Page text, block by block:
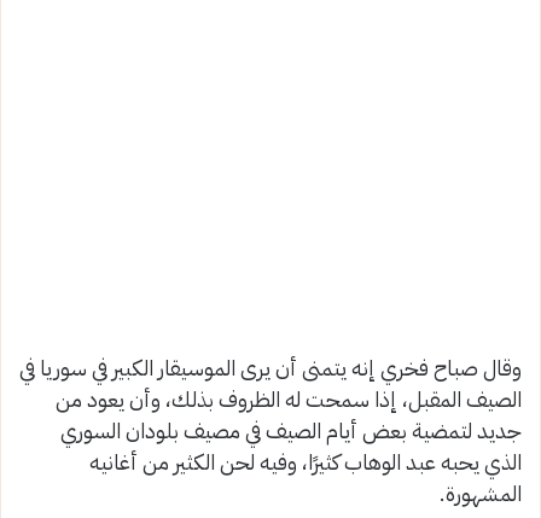
وقال صباح فخري إنه يتمنى أن يرى الموسيقار الكبير في سوريا في
الصيف المقبل، إذا سمحت له الظروف بذلك، وأن يعود من
جديد لتمضية بعض أيام الصيف في مصيف بلودان السوري
الذي يحبه عبد الوهاب كثيرًا، وفيه لحن الكثير من أغانيه
المشهورة.